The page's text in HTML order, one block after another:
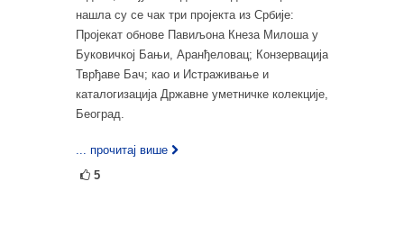
нашла су се чак три пројекта из Србије:
Пројекат обнове Павиљона Кнеза Милоша у
Буковичкој Бањи, Аранђеловац; Конзервација
Тврђаве Бач; као и Истраживање и
каталогизација Државне уметничке колекције,
Београд.
... прочитај више
5